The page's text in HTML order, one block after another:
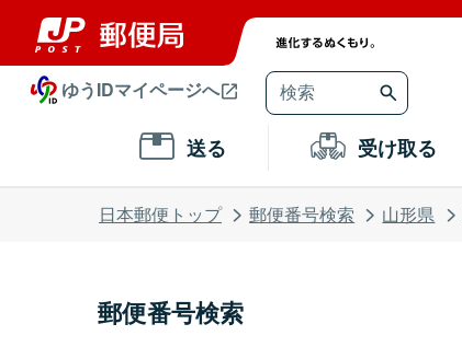
ゆうIDマイページへ
送る 受け取る
日本郵便トップ 郵便番号検索 山形県
郵便番号検索